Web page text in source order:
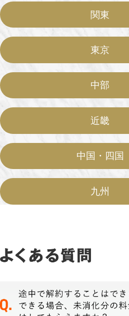
関東
東京
中部
近畿
中国・四国
九州